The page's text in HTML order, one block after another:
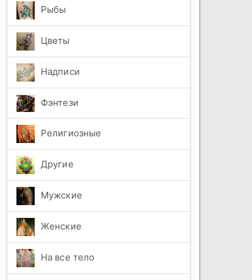
Рыбы
Цветы
Надписи
Фэнтези
Религиозные
Другие
Мужские
Женские
На все тело